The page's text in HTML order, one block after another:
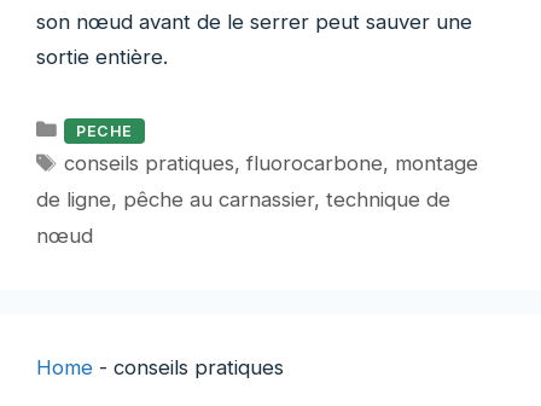
son nœud avant de le serrer peut sauver une
sortie entière.
Catégories
PECHE
Étiquettes
conseils pratiques,fluorocarbone, montage
de ligne, pêche au carnassier, technique de
nœud
Home - conseils pratiques